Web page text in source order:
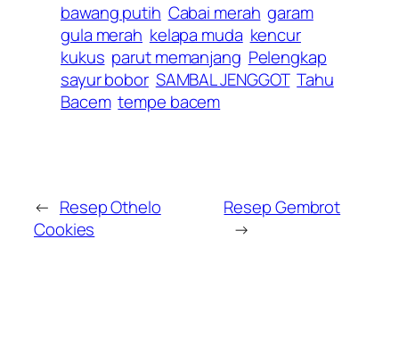
bawang putih Cabai merah garam
gula merah kelapa muda kencur
kukus parut memanjang Pelengkap
sayur bobor SAMBAL JENGGOT Tahu
Bacem tempe bacem
← Resep Othelo
Cookies
Resep Gembrot
→